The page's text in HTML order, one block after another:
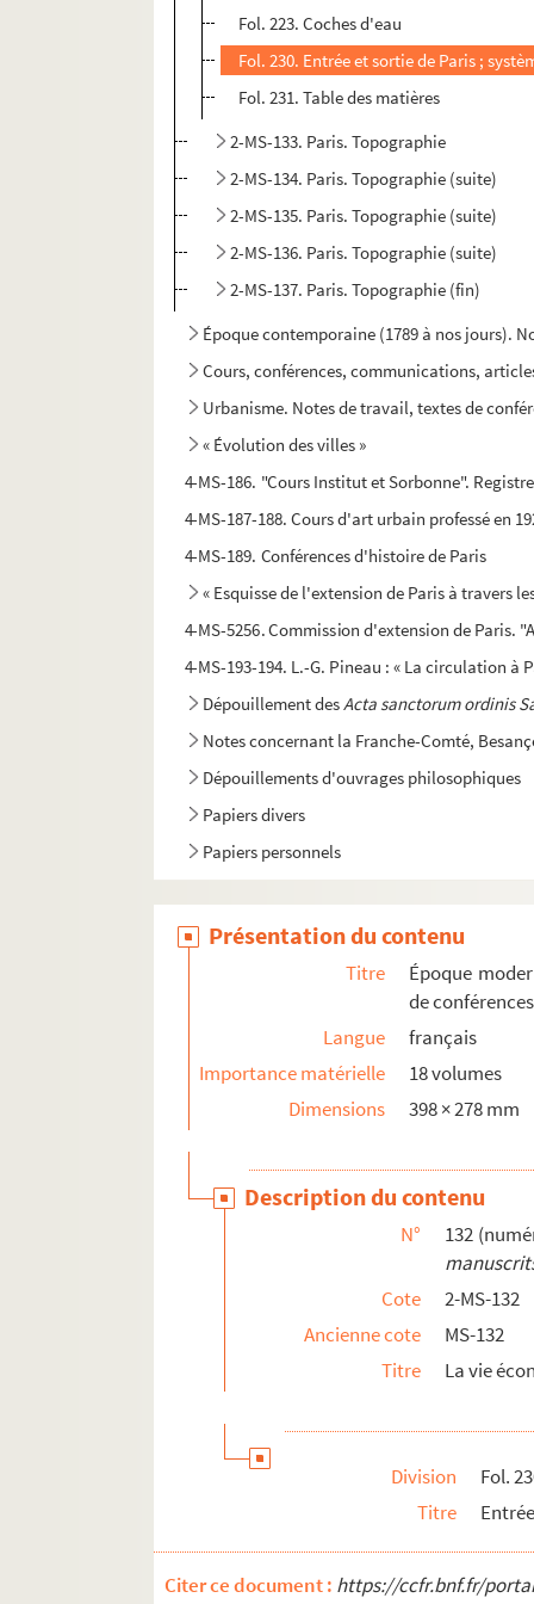
Fol. 223. Coches d'eau
Fol. 230. Entrée et sortie de Paris ;
Fol. 231. Table des matières
2-MS-133. Paris. Topographie
2-MS-134. Paris. Topographie (suite)
2-MS-135. Paris. Topographie (suite)
2-MS-136. Paris. Topographie (suite)
2-MS-137. Paris. Topographie (fin)
Époque contemporaine (1789 à nos jours).
Cours, conférences, communications,
Urbanisme. Notes de travail, textes de
« Évolution des villes »
4-MS-186. "Cours Institut et Sorbonne".
4-MS-187-188. Cours d'art urbain professé en
4-MS-189. Conférences d'histoire de Paris
« Esquisse de l'extension de Paris à travers
4-MS-5256. Commission d'extension de Paris.
4-MS-193-194. L.-G. Pineau : « La circulation
Dépouillement desActa sanctorum ordinis
Notes concernant la Franche-Comté,
Dépouillements d'ouvrages philosophiques
Papiers divers
Papiers personnels
Présentation du contenu
Titre
Époque
de
Langue
français
Importance matérielle
18 volumes
Dimensions
398 × 278 mm
Description du contenu
N°
132
Cote
2-MS-132
Ancienne cote
MS-132
Titre
La vie
Division
Fol.
Titre
Citer ce document : https://ccfr.bnf.fr/